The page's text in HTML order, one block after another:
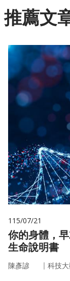
推薦文
115/07/21
你的身體，
生命說明書
陳彥諺 ｜ 科技